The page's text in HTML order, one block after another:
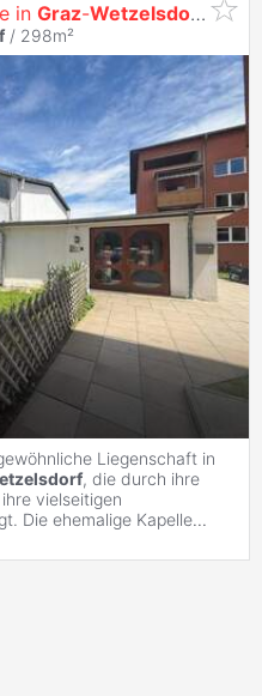
in Graz-Wetzelsdorf –
/ 298m²
Liegenschaft in
, die durch ihre
vielseitigen
Die ehemalige Kapelle...